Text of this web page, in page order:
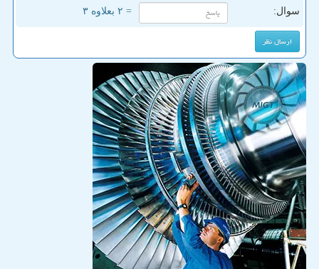
سوال: = ۲ بعلاوه ۳